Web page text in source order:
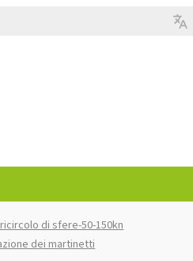
di sfere-50-150kn
dei martinetti